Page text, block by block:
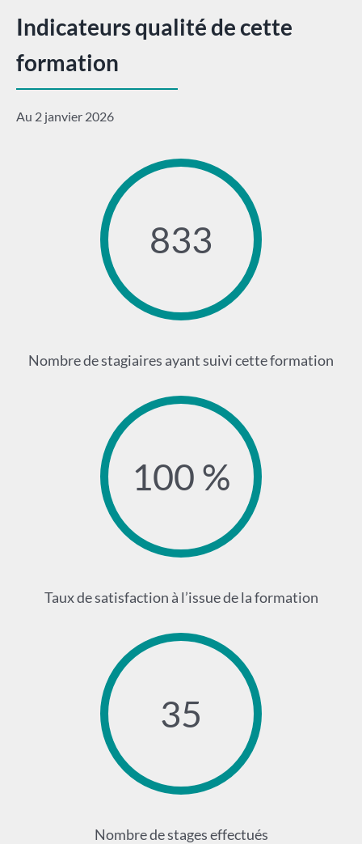
Indicateurs qualité de cette
formation
Au 2 janvier 2026
833
Nombre de stagiaires ayant suivi cette formation
100 %
Taux de satisfaction à l’issue de la formation
35
Nombre de stages effectués